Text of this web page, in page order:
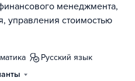
менеджмента,
управления стоимостью
русский язык